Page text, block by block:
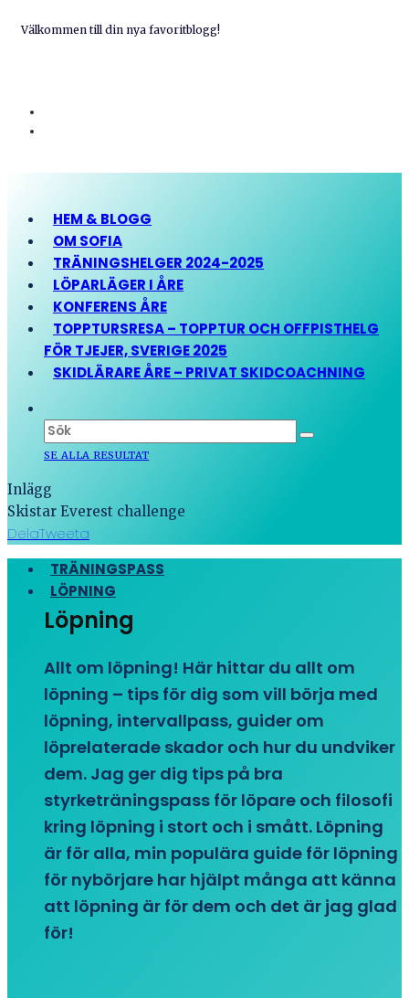
Välkommen till din nya favoritblogg!
HEM & BLOGG
OM SOFIA
TRÄNINGSHELGER 2024-2025
LÖPARLÄGER I ÅRE
KONFERENS ÅRE
TOPPTURSRESA – TOPPTUR OCH OFFPISTHELG
FÖR TJEJER, SVERIGE 2025
SKIDLÄRARE ÅRE – PRIVAT SKIDCOACHNING
SE ALLA RESULTAT
Inlägg
Skistar Everest challenge
DelaTweeta
TRÄNINGSPASS
LÖPNING
Löpning
Allt om löpning! Här hittar du allt om
löpning – tips för dig som vill börja med
löpning, intervallpass, guider om
löprelaterade skador och hur du undviker
dem. Jag ger dig tips på bra
styrketräningspass för löpare och filosofi
kring löpning i stort och i smått. Löpning
är för alla, min populära guide för löpning
för nybörjare har hjälpt många att känna
att löpning är för dem och det är jag glad
för!